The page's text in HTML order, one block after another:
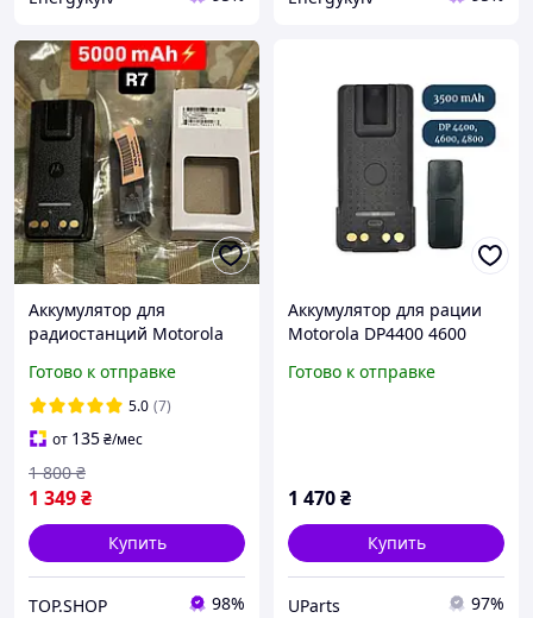
Аккумулятор для
радиостанций Motorola
аккумулятор для рации
Motorola R7a с TYPE-C
Готово к отправке
5.0 (7)
от 135₴/мес
1 349₴
1 800 ₴
Купить
TOP.SHOP 98%
Аккумулятор для рации
Motorola DP4400 4600
Готово к отправке
1 470₴
Купить
UParts 97%